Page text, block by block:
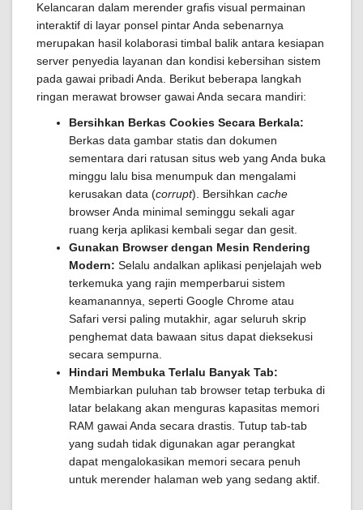
Kelancaran dalam merender grafis visual permainan
interaktif di layar ponsel pintar Anda sebenarnya
merupakan hasil kolaborasi timbal balik antara kesiapan
server penyedia layanan dan kondisi kebersihan sistem
pada gawai pribadi Anda. Berikut beberapa langkah
ringan merawat browser gawai Anda secara mandiri:
Bersihkan Berkas Cookies Secara Berkala:
Berkas data gambar statis dan dokumen
sementara dari ratusan situs web yang Anda buka
minggu lalu bisa menumpuk dan mengalami
kerusakan data (corrupt). Bersihkan cache
browser Anda minimal seminggu sekali agar
ruang kerja aplikasi kembali segar dan gesit.
Gunakan Browser dengan Mesin Rendering
Modern: Selalu andalkan aplikasi penjelajah web
terkemuka yang rajin memperbarui sistem
keamanannya, seperti Google Chrome atau
Safari versi paling mutakhir, agar seluruh skrip
penghemat data bawaan situs dapat dieksekusi
secara sempurna.
Hindari Membuka Terlalu Banyak Tab:
Membiarkan puluhan tab browser tetap terbuka di
latar belakang akan menguras kapasitas memori
RAM gawai Anda secara drastis. Tutup tab-tab
yang sudah tidak digunakan agar perangkat
dapat mengalokasikan memori secara penuh
untuk merender halaman web yang sedang aktif.